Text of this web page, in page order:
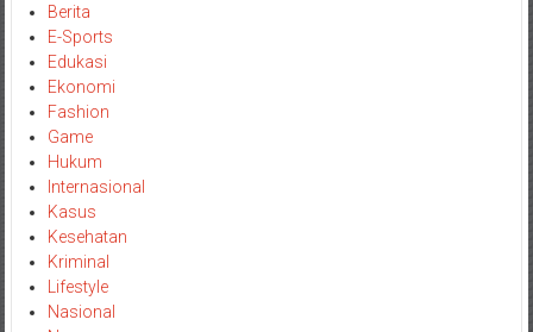
Berita
E-Sports
Edukasi
Ekonomi
Fashion
Game
Hukum
Internasional
Kasus
Kesehatan
Kriminal
Lifestyle
Nasional